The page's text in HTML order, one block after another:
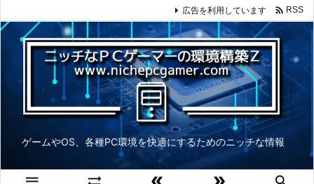
ゲームやOS、各種PC環境を快適にするためのニッチな情報
広告を利用しています  RSS